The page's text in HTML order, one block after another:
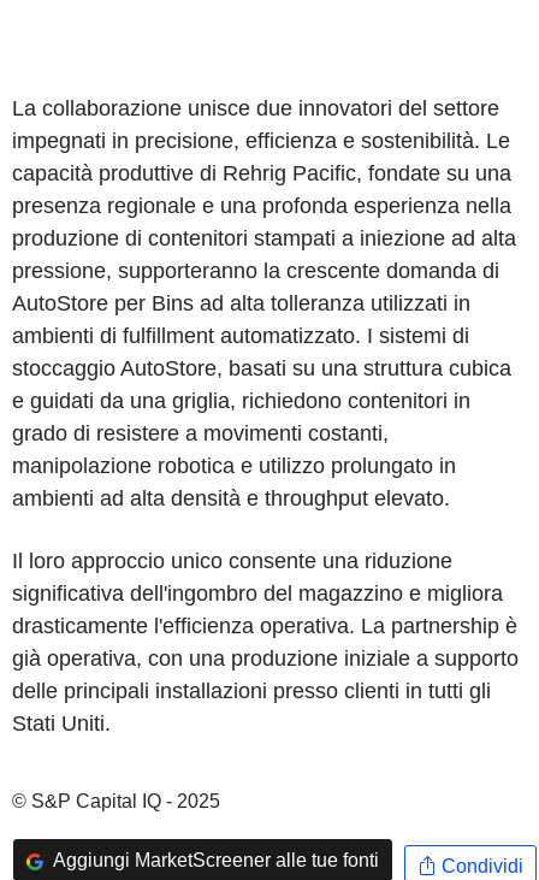
La collaborazione unisce due innovatori del settore
impegnati in precisione, efficienza e sostenibilità. Le
capacità produttive di Rehrig Pacific, fondate su una
presenza regionale e una profonda esperienza nella
produzione di contenitori stampati a iniezione ad alta
pressione, supporteranno la crescente domanda di
AutoStore per Bins ad alta tolleranza utilizzati in
ambienti di fulfillment automatizzato. I sistemi di
stoccaggio AutoStore, basati su una struttura cubica
e guidati da una griglia, richiedono contenitori in
grado di resistere a movimenti costanti,
manipolazione robotica e utilizzo prolungato in
ambienti ad alta densità e throughput elevato.
Il loro approccio unico consente una riduzione
significativa dell'ingombro del magazzino e migliora
drasticamente l'efficienza operativa. La partnership è
già operativa, con una produzione iniziale a supporto
delle principali installazioni presso clienti in tutti gli
Stati Uniti.
© S&P Capital IQ - 2025
Aggiungi MarketScreener alle tue fonti Condividi